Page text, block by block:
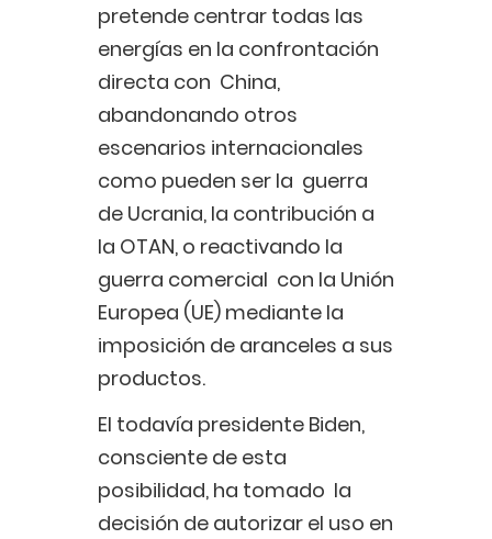
pretende centrar todas las
energías en la confrontación
directa con China,
abandonando otros
escenarios internacionales
como pueden ser la guerra
de Ucrania, la contribución a
la OTAN, o reactivando la
guerra comercial con la Unión
Europea (UE) mediante la
imposición de aranceles a sus
productos.
El todavía presidente Biden,
consciente de esta
posibilidad, ha tomado la
decisión de autorizar el uso en